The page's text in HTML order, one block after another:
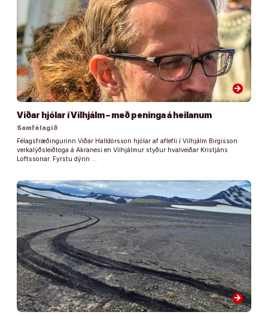
arrow_forward
Viðar hjólar í Vilhjálm – með peninga á heilanum
Samfélagið
Félagsfræðingurinn Viðar Halldórsson hjólar af aflefli í Vilhjálm Birgisson
verkalýðsleiðtoga á Akranesi en Vilhjálmur styður hvalveiðar Kristjáns
Loftssonar. Fyrstu dýrin …
arrow_forward